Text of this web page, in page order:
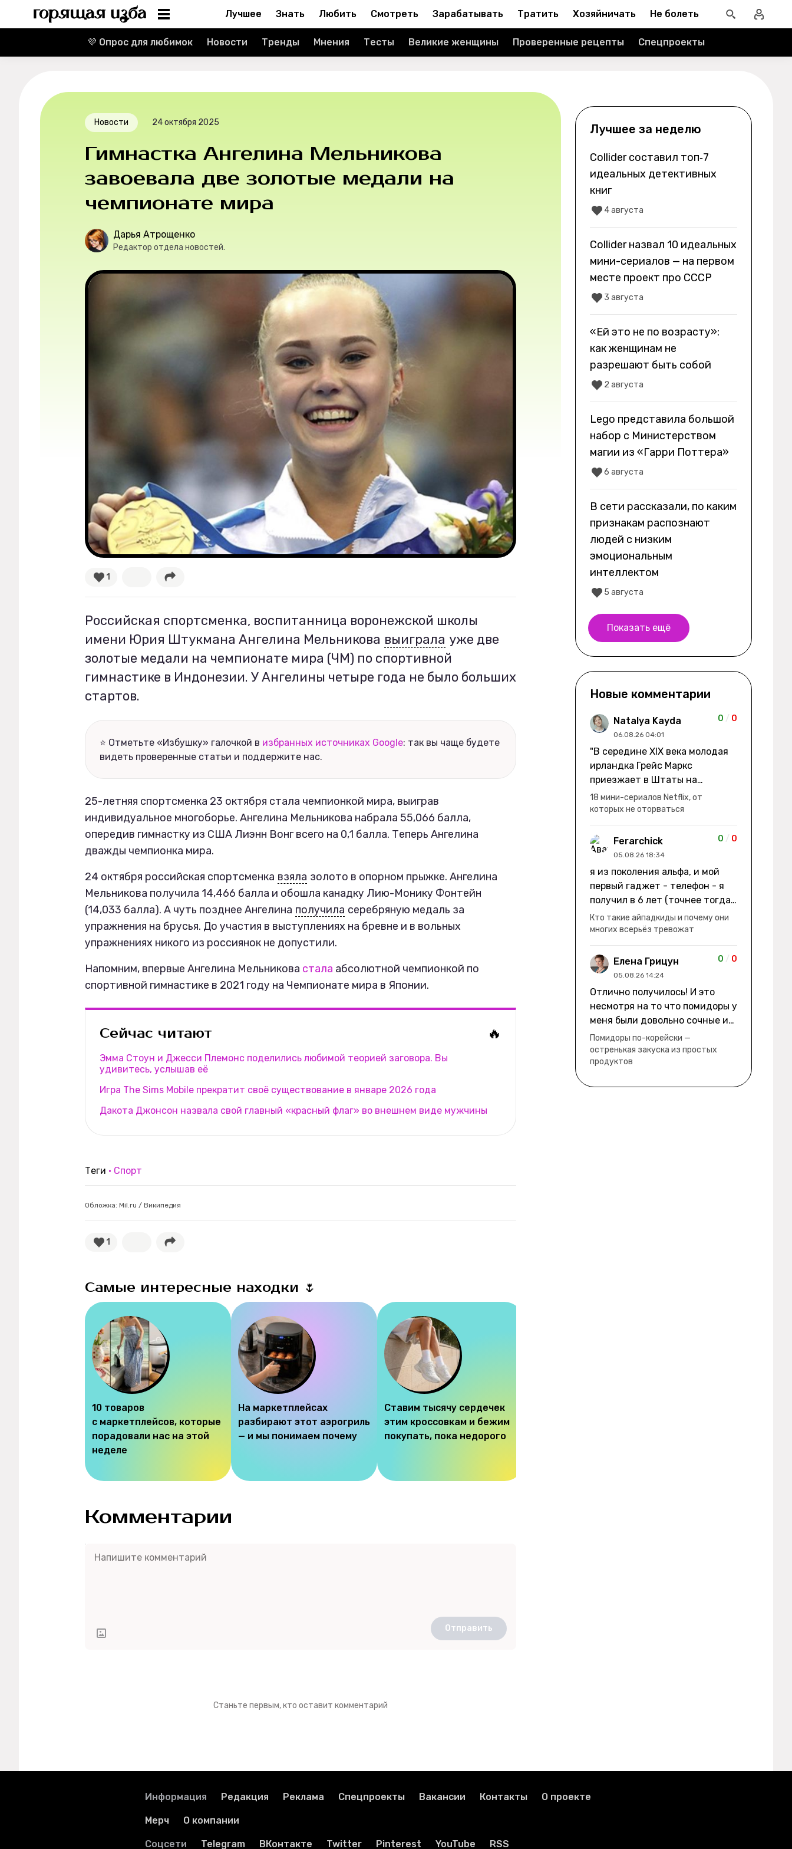
Реклама
О проекте
Великие женщины
Лучшее Знать Любить Смотреть Зарабатывать Тратить Хозяйничать Не болеть
💜 Опрос для любимок Новости Тренды Мнения Тесты Великие женщины Проверенные рецепты Спецпроекты
Новости 24 октября 2025
Гимнастка Ангелина Мельникова
завоевала две золотые медали на
чемпионате мира
Дарья Атрощенко
Редактор отдела новостей.
1
Российская спортсменка, воспитанница воронежской школы
имени Юрия Штукмана Ангелина Мельникова выиграла уже две
золотые медали на чемпионате мира (ЧМ) по спортивной
гимнастике в Индонезии. У Ангелины четыре года не было больших
стартов.
⭐ Отметьте «Избушку» галочкой в избранных источниках Google: так вы чаще будете
видеть проверенные статьи и поддержите нас.
25-летняя спортсменка 23 октября стала чемпионкой мира, выиграв
индивидуальное многоборье. Ангелина Мельникова набрала 55,066 балла,
опередив гимнастку из США Лиэнн Вонг всего на 0,1 балла. Теперь Ангелина
дважды чемпионка мира.
24 октября российская спортсменка взяла золото в опорном прыжке. Ангелина
Мельникова получила 14,466 балла и обошла канадку Лию-Монику Фонтейн
(14,033 балла). А чуть позднее Ангелина получила серебряную медаль за
упражнения на брусья. До участия в выступлениях на бревне и в вольных
упражнениях никого из россиянок не допустили.
Напомним, впервые Ангелина Мельникова стала абсолютной чемпионкой по
спортивной гимнастике в 2021 году на Чемпионате мира в Японии.
Сейчас читают 🔥
Эмма Стоун и Джесси Племонс поделились любимой теорией заговора. Вы
удивитесь, услышав её
Игра The Sims Mobile прекратит своё существование в январе 2026 года
Дакота Джонсон назвала свой главный «красный флаг» во внешнем виде мужчины
Теги Спорт
Обложка: Mil.ru / Википедия
1
Самые интересные находки 🌷
10 товаров
с маркетплейсов, которые
порадовали нас на этой
неделе
На маркетплейсах
разбирают этот аэрогриль
— и мы понимаем почему
Ставим тысячу сердечек
этим кроссовкам и бежим
покупать, пока недорого
Комментарии
Отправить
Станьте первым, кто оставит комментарий
Лучшее за неделю
Collider составил топ‑7
идеальных детективных
книг
4 августа
Collider назвал 10 идеальных
мини-сериалов — на первом
месте проект про СССР
3 августа
«Ей это не по возрасту»:
как женщинам не
разрешают быть собой
2 августа
Lego представила большой
набор с Министерством
магии из «Гарри Поттера»
6 августа
В сети рассказали, по каким
признакам распознают
людей с низким
эмоциональным
интеллектом
5 августа
Показать ещё
Новые комментарии
Natalya Kayda
06.08.26 04:01
0 / 0
"В середине XIX века молодая
ирландка Грейс Маркс
приезжает в Штаты на
заработки" не на заработки -
она иммигрирует с семьей и не
в США, а в Канаду "заниматься
сексом ради удовольствия, а
не для зачатия" - героиня уже
ее побега из общины. не в
первый раз замечаю такие
косяки. с ИИ пишете? :)
18 мини-сериалов Netflix, от
которых не оторваться
Ferarchick
05.08.26 18:34
0 / 0
я из поколения альфа, и мой
первый гаджет - телефон - я
получил в 6 лет (точнее тогда
мне уже было почти 7), потом
его отобрали и я просто
смотрел телик, потом мне
подарили ноутбук, который у
меня до сих пор. ну а в этом
уже другую модель т.к та была
старая и пароль я от него
забыл
Кто такие айпадкиды и почему они
многих всерьёз тревожат
Елена Грицун
05.08.26 14:24
0 / 0
Отлично получилось! И это
несмотря на то что помидоры у
меня были довольно сочные и
водянистые. Ну, зато теперь
полно острой салатной жижи ))
Помидоры по-корейски —
остренькая закуска из простых
продуктов
Информация Редакция Реклама Спецпроекты Вакансии Контакты О проекте
Мерч О компании
Соцсети Telegram ВКонтакте Twitter Pinterest YouTube RSS